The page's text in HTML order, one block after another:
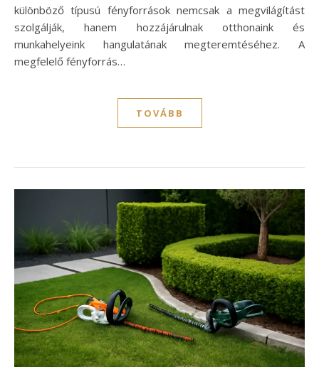
különböző típusú fényforrások nemcsak a megvilágítást
szolgálják, hanem hozzájárulnak otthonaink és
munkahelyeink hangulatának megteremtéséhez. A
megfelelő fényforrás…
TOVÁBB